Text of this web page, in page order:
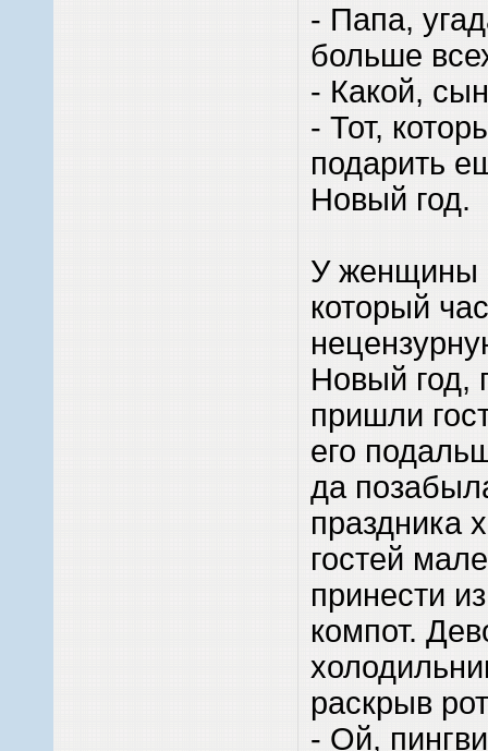
- Папа,
больше
- Какой,
- Тот,
подарить
Новый год.
У женщины
который
Новый год,
пришли
его
да
праздника
гостей
принести
компот.
раскрыв
- Ой,